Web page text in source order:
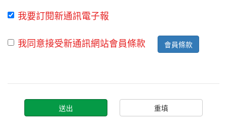
我要訂閱新通訊電子報
我同意接受新通訊網站會員條款
會員條款